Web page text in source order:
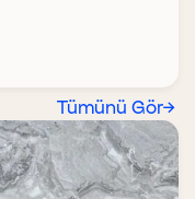
Tümünü Gör→